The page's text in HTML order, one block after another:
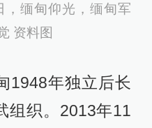
，缅甸仰光，缅甸军
资料图
1948年独立后长
组织。2013年11